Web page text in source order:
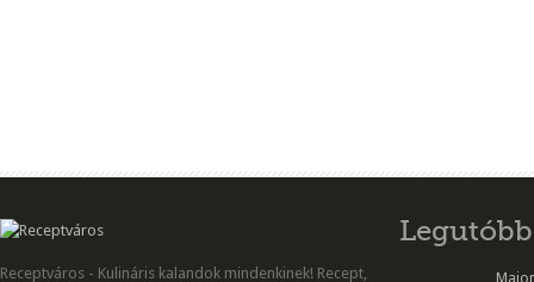
Receptváros - Kulináris kalandok mindenkinek! Recept,